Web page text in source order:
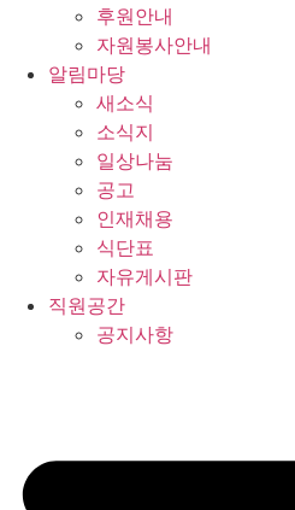
후원안내
자원봉사안내
알림마당
새소식
소식지
일상나눔
공고
인재채용
식단표
자유게시판
직원공간
공지사항